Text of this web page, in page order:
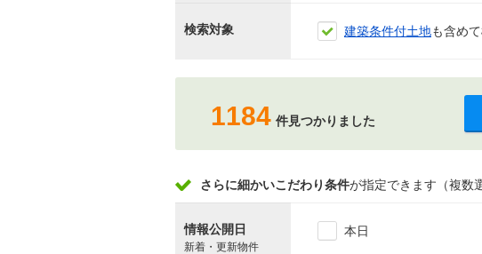
検索対象 建築条件付土地も含め
1184 件見つかりました
さらに細かいこだわり条件が指定できます（複数
情報公開日
新着・更新物件
本日